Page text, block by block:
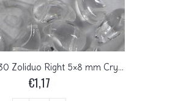
Zol-R-00030 Zoliduo Right 5×8 mm Crystal
€1,17